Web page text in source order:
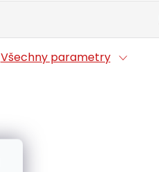
Všechny parametry